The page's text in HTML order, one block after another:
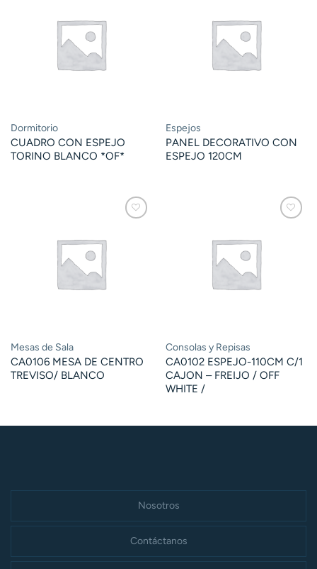
Dormitorio
CUADRO CON ESPEJO
TORINO BLANCO *OF*
Espejos
PANEL DECORATIVO CON
ESPEJO 120CM
Mesas de Sala
CA0106 MESA DE CENTRO
TREVISO/ BLANCO
Consolas y Repisas
CA0102 ESPEJO-110CM C/1
CAJON – FREIJO / OFF
WHITE /
Nosotros
Contáctanos